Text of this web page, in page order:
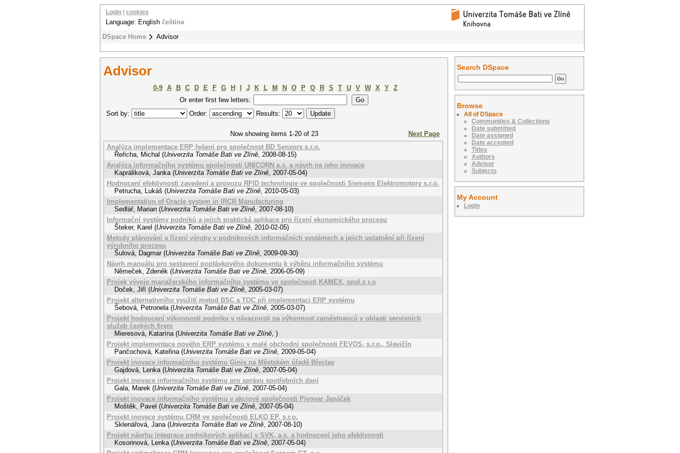
DSpace Home Advisor
Login cookies
Language: English čeština
Advisor
0-9 A B C D E F G H J K L M N O P Q R S T U V W X Y
Z
Or enter first few letters:
Sort by:
Order: Results:
Now showing items 1-20 of 23
Next Page
Analýza implementace ERP řešení pro společnost BD Sensors s.r.o.
Řeřicha, Michal (Univerzita Tomáše Bati ve Zlíně, 2008-08-15)
Analýza informačního systému společnosti UNICORN a.s. a návrh na jeho inovace
Kapráliková, Janka (Univerzita Tomáše Bati ve Zlíně, 2007-05-04)
Hodnocení efektivnosti zavedení a provozu RFID technologie ve společnosti Siemens Elektromotory s.r.o.
Petrucha, Lukáš (Univerzita Tomáše Bati ve Zlíně, 2010-05-03)
Implementation of Oracle system in IRCR Manufacturing
Sedlář, Marian (Univerzita Tomáše Bati ve Zlíně, 2007-08-10)
Informační systémy podniků a jejich praktická aplikace pro řízení ekonomického procesu
Šteker, Karel (Univerzita Tomáše Bati ve Zlíně, 2010-02-05)
Metody plánování a řízení výroby v podnikových informačních systémech a jejich uplatnění při řízení
výrobního procesu
Šulová, Dagmar (Univerzita Tomáše Bati ve Zlíně, 2009-09-30)
Návrh manuálu pro sestavení poptávkového dokumentu k výběru informačního systému
Němeček, Zdeněk (Univerzita Tomáše Bati ve Zlíně, 2006-05-09)
Projek vývoje manažerského informačního systému ve společnosti KAMEX, spol.s r.o
Doček, Jiří (Univerzita Tomáše Bati ve Zlíně, 2005-03-07)
Projekt alternativního využití metod BSC a TOC při implementaci ERP systému
Šebová, Petronela (Univerzita Tomáše Bati ve Zlíně, 2005-03-07)
Projekt hodnocení výkonnosti podniku v návaznosti na výkonnost zaměstnanců v oblasti servisních
služeb českých firem
Mieresová, Katarína (Univerzita Tomáše Bati ve Zlíně, )
Projekt implementace nového ERP systému v malé obchodní společnosti FEVOS, s.r.o., Slavičín
Pančochová, Kateřina (Univerzita Tomáše Bati ve Zlíně, 2009-05-04)
Projekt inovace informačního systému Ginis na Městském úřadě Břeclav
Gajdová, Lenka (Univerzita Tomáše Bati ve Zlíně, 2007-05-04)
Projekt inovace informačního systému pro správu spotřebních daní
Gala, Marek (Univerzita Tomáše Bati ve Zlíně, 2007-05-04)
Projekt inovace informačního systému v akciové společnosti Pivovar Janáček
Moštěk, Pavel (Univerzita Tomáše Bati ve Zlíně, 2007-05-04)
Projekt inovace systému CRM ve společnosti ELKO EP, s.r.o.
Sklenářová, Jana (Univerzita Tomáše Bati ve Zlíně, 2007-08-10)
Projekt návrhu integrace podnikových aplikací v SVK, a.s. a hodnocení jeho efektivnosti
Kosorinová, Lenka (Univerzita Tomáše Bati ve Zlíně, 2007-05-04)
Search DSpace
Browse
All of DSpace
Communities & Collections
Date submitted
Date assigned
Date accepted
Titles
Authors
Advisor
Subjects
My Account
Login